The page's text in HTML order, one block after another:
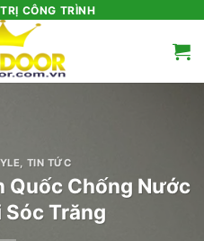
CÔNG TRÌNH
TIN TỨC
Quốc Chống Nước
Sóc Trăng